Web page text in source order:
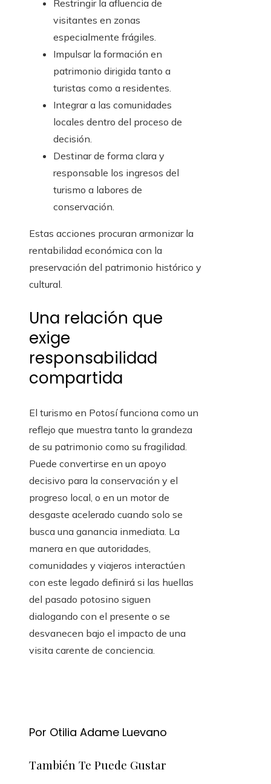
Restringir la afluencia de
visitantes en zonas
especialmente frágiles.
Impulsar la formación en
patrimonio dirigida tanto a
turistas como a residentes.
Integrar a las comunidades
locales dentro del proceso de
decisión.
Destinar de forma clara y
responsable los ingresos del
turismo a labores de
conservación.
Estas acciones procuran armonizar la
rentabilidad económica con la
preservación del patrimonio histórico y
cultural.
Una relación que
exige
responsabilidad
compartida
El turismo en Potosí funciona como un
reflejo que muestra tanto la grandeza
de su patrimonio como su fragilidad.
Puede convertirse en un apoyo
decisivo para la conservación y el
progreso local, o en un motor de
desgaste acelerado cuando solo se
busca una ganancia inmediata. La
manera en que autoridades,
comunidades y viajeros interactúen
con este legado definirá si las huellas
del pasado potosino siguen
dialogando con el presente o se
desvanecen bajo el impacto de una
visita carente de conciencia.
Por Otilia Adame Luevano
También Te Puede Gustar